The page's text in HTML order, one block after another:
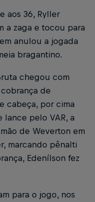
aos 36, Ryller
a zaga e tocou para
anulou a jogada
bragantino.
chegou com
de
cabeça, por cima
lance pelo VAR, a
de Weverton em
marcando pênalti
Edenílson fez
para o jogo, nos